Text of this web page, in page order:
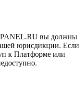
вы должны
юрисдикции. Если
к Платформе или